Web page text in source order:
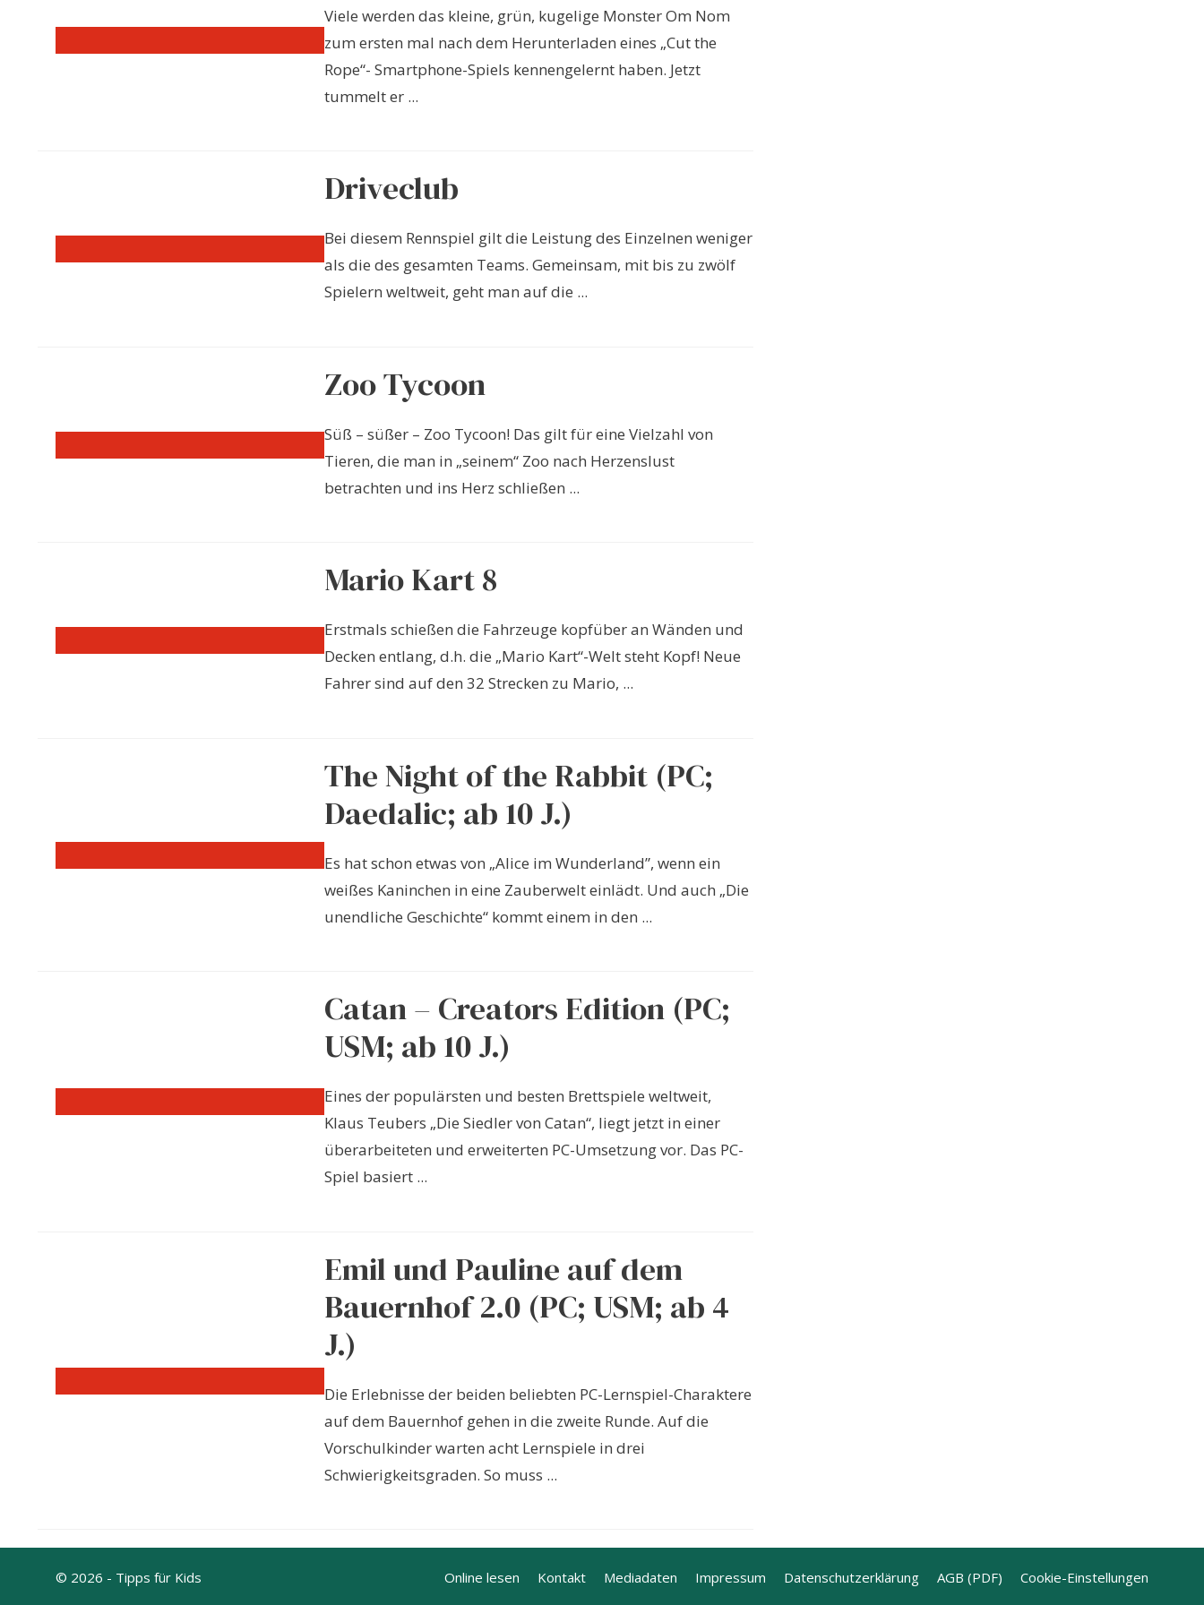
Viele werden das kleine, grün, kugelige Monster Om Nom
zum ersten mal nach dem Herunterladen eines „Cut the
Rope“- Smartphone-Spiels kennengelernt haben. Jetzt
tummelt er ...
Driveclub
Bei diesem Rennspiel gilt die Leistung des Einzelnen weniger
als die des gesamten Teams. Gemeinsam, mit bis zu zwölf
Spielern weltweit, geht man auf die ...
Zoo Tycoon
Süß – süßer – Zoo Tycoon! Das gilt für eine Vielzahl von
Tieren, die man in „seinem“ Zoo nach Herzenslust
betrachten und ins Herz schließen ...
Mario Kart 8
Erstmals schießen die Fahrzeuge kopfüber an Wänden und
Decken entlang, d.h. die „Mario Kart“-Welt steht Kopf! Neue
Fahrer sind auf den 32 Strecken zu Mario, ...
The Night of the Rabbit (PC;
Daedalic; ab 10 J.)
Es hat schon etwas von „Alice im Wunderland”, wenn ein
weißes Kaninchen in eine Zauberwelt einlädt. Und auch „Die
unendliche Geschichte“ kommt einem in den ...
Catan – Creators Edition (PC;
USM; ab 10 J.)
Eines der populärsten und besten Brettspiele weltweit,
Klaus Teubers „Die Siedler von Catan“, liegt jetzt in einer
überarbeiteten und erweiterten PC-Umsetzung vor. Das PC-
Spiel basiert ...
Emil und Pauline auf dem
Bauernhof 2.0 (PC; USM; ab 4
J.)
Die Erlebnisse der beiden beliebten PC-Lernspiel-Charaktere
auf dem Bauernhof gehen in die zweite Runde. Auf die
Vorschulkinder warten acht Lernspiele in drei
Schwierigkeitsgraden. So muss ...
Online lesen Kontakt Mediadaten Impressum Datenschutzerklärung AGB (PDF) Cookie-Einstellungen
© 2026 - Tipps für Kids